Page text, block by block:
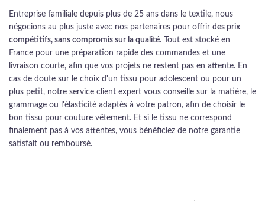
Entreprise familiale depuis plus de 25 ans dans le textile, nous
négocions au plus juste avec nos partenaires pour offrir des prix
compétitifs, sans compromis sur la qualité. Tout est stocké en
France pour une préparation rapide des commandes et une
livraison courte, afin que vos projets ne restent pas en attente. En
cas de doute sur le choix d'un tissu pour adolescent ou pour un
plus petit, notre service client expert vous conseille sur la matière, le
grammage ou l'élasticité adaptés à votre patron, afin de choisir le
bon tissu pour couture vêtement. Et si le tissu ne correspond
finalement pas à vos attentes, vous bénéficiez de notre garantie
satisfait ou remboursé.